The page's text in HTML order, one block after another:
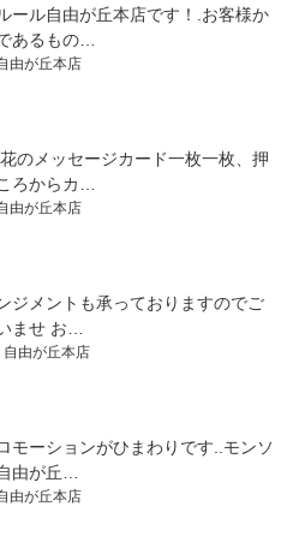
ール自由が丘本店です！.お客様か
あるもの…
由が丘本店
花のメッセージカード一枚一枚、押
ろからカ…
由が丘本店
ジメント‪も承っておりますのでご
ませ お…
自由が丘本店
モーションがひまわりです..モンソ
由が丘…
由が丘本店